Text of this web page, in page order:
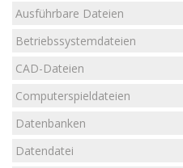
Ausführbare Dateien
Betriebssystemdateien
CAD-Dateien
Computerspieldateien
Datenbanken
Datendatei